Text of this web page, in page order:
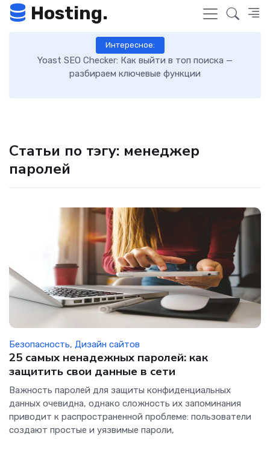
Hosting.
Интересное:
Yoast SEO Checker: Как выйти в топ поиска —
разбираем ключевые функции
Статьи по тэгу: менеджер
паролей
Безопасность, Дизайн сайтов
25 самых ненадежных паролей: как
защитить свои данные в сети
Важность паролей для защиты конфиденциальных
данных очевидна, однако сложность их запоминания
приводит к распространенной проблеме: пользователи
создают простые и уязвимые пароли,